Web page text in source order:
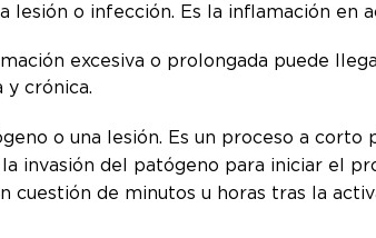
lesión o infección. Es la inflamación en
excesiva o prolongada puede
y crónica.
o una lesión. Es un proceso a corto
invasión del patógeno para iniciar el
cuestión de minutos u horas tras la